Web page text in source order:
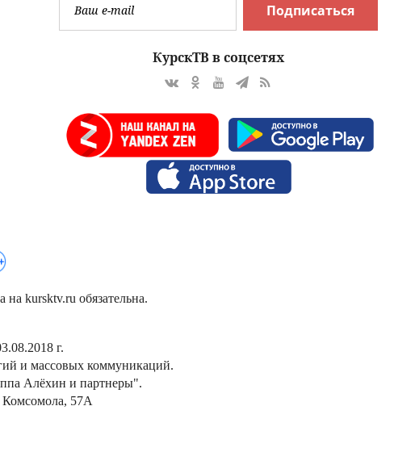
Подписаться
КурскТВ в соцсетях
kursktv.ru обязательна.
г.
и массовых коммуникаций.
Алёхин и партнеры".
Комсомола, 57А